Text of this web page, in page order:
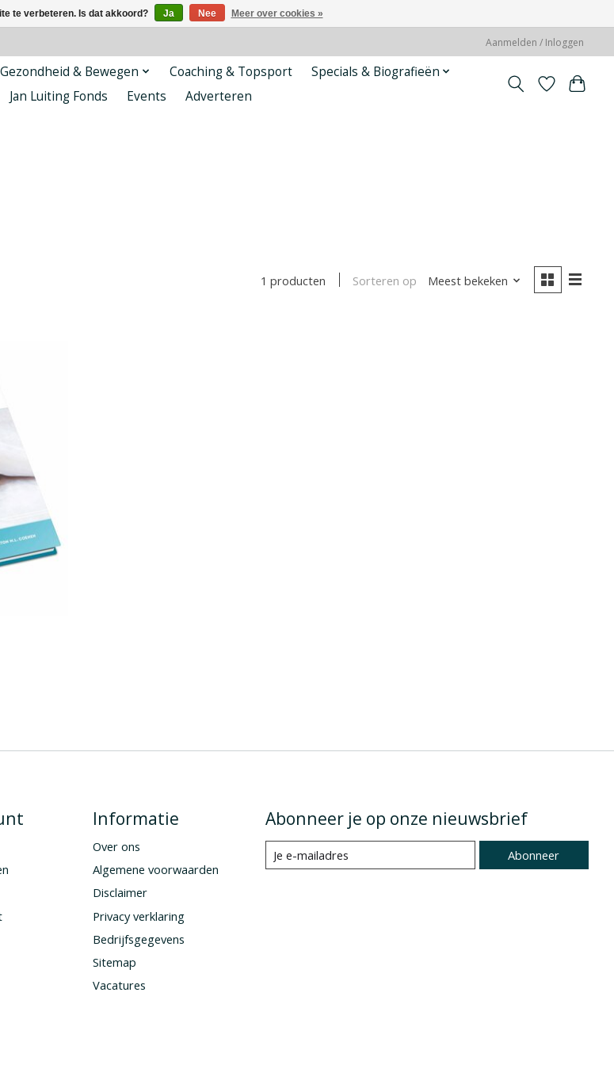
Aanmelden / Inloggen
Gezondheid & Bewegen Coaching & Topsport
Specials & Biografieën
Jan Luiting Fonds Events Adverteren
1 producten Sorteren op Meest bekeken
Informatie
Over ons
Algemene voorwaarden
Disclaimer
Privacy verklaring
Bedrijfsgegevens
Sitemap
Vacatures
Abonneer je op onze nieuwsbrief
Abonneer
te verbeteren. Is dat akkoord? Ja Nee Meer over cookies »